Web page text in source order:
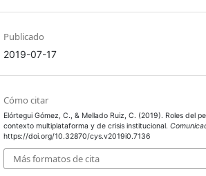
Publicado
2019-07-17
Cómo citar
Elórtegui Gómez, C., & Mellado Ruiz, C. (2019). Roles del
contexto multiplataforma y de crisis institucional.
https://doi.org/10.32870/cys.v2019i0.7136
Más formatos de cita